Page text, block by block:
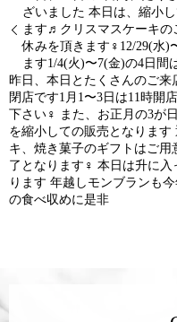
ざいました 本日は、縮小
ます♬クリスマスケーキの
休みを頂きます‍♀️12/29(水)
ます1/4(火)〜7(金)の4日間
昨日、本日とたくさんのご
閉店です1月1〜3日は11時開
下さい‍♀️ また、お正月の3が
を縮小しての販売となりま
キ、焼き菓子のギフトはご
了となります‍♀️ 本日は升に入
ります 年越しモンブランも
の食べ収めに是非